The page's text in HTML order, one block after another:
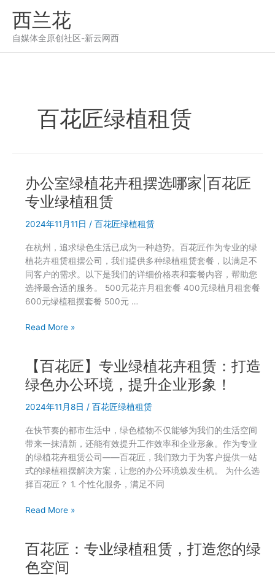
西兰花
自媒体全原创社区-新云网西
百花匠绿植租赁
办公室绿植花卉租摆选哪家|百花匠
专业绿植租赁
2024年11月11日 / 百花匠绿植租赁
在杭州，追求绿色生活已成为一种趋势。百花匠作为专业的绿
植花卉租赁租摆公司，我们提供多种绿植租赁套餐，以满足不
同客户的需求。以下是我们的详细价格表和套餐内容，帮助您
选择最合适的服务。 500元花卉月租套餐 400元绿植月租套餐
600元绿植租摆套餐 500元 …
办
植
花
卉
摆
选
哪
家|
百
匠
业
绿
植
Read More »
【百花匠】专业绿植花卉租赁：打造
绿色办公环境，提升企业形象！
2024年11月8日 / 百花匠绿植租赁
在快节奏的都市生活中，绿色植物不仅能够为我们的生活空间
带来一抹清新，还能有效提升工作效率和企业形象。作为专业
的绿植花卉租赁公司——百花匠，我们致力于为客户提供一站
式的绿植租摆解决方案，让您的办公环境焕发生机。 为什么选
择百花匠？ 1. 个性化服务，满足不同
【百
专
业
绿
Read More »
百花匠：专业绿植租赁，打造您的绿
色空间